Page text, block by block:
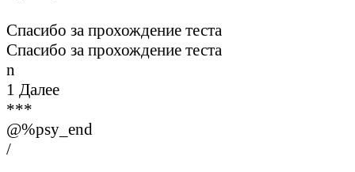
Спасибо за прохождение теста
Спасибо за прохождение теста
n
1 Далее
***
@%psy_end
/